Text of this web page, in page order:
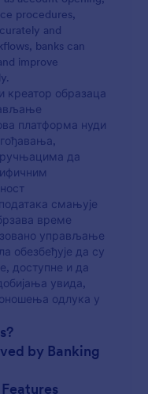
procedures,
and
banks can
improve
креатор образаца
платформа нуди
да
смањује
време
управљање
обезбеђује да су
доступне и да
увида,
одлука у
by Banking